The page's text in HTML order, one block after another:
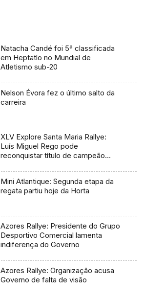
Natacha Candé foi 5ª classificada
em Heptatlo no Mundial de
Atletismo sub-20
Nelson Évora fez o último salto da
carreira
XLV Explore Santa Maria Rallye:
Luís Miguel Rego pode
reconquistar título de campeão
Mini Atlantique: Segunda etapa da
regata partiu hoje da Horta
Azores Rallye: Presidente do Grupo
Desportivo Comercial lamenta
indiferença do Governo
Azores Rallye: Organização acusa
Governo de falta de visão